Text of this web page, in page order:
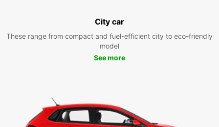
City car
These range from compact and fuel-efficient city to eco-friendly
model
See more